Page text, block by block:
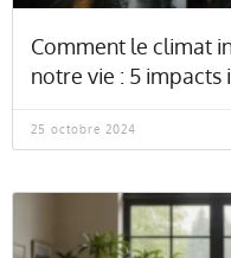
Comment le climat
notre vie : 5 impacts
25 octobre 2024